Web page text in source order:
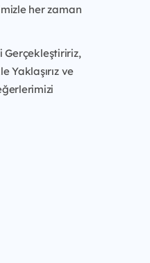
her zaman
Gerçekleştiririz,
Yaklaşırız ve